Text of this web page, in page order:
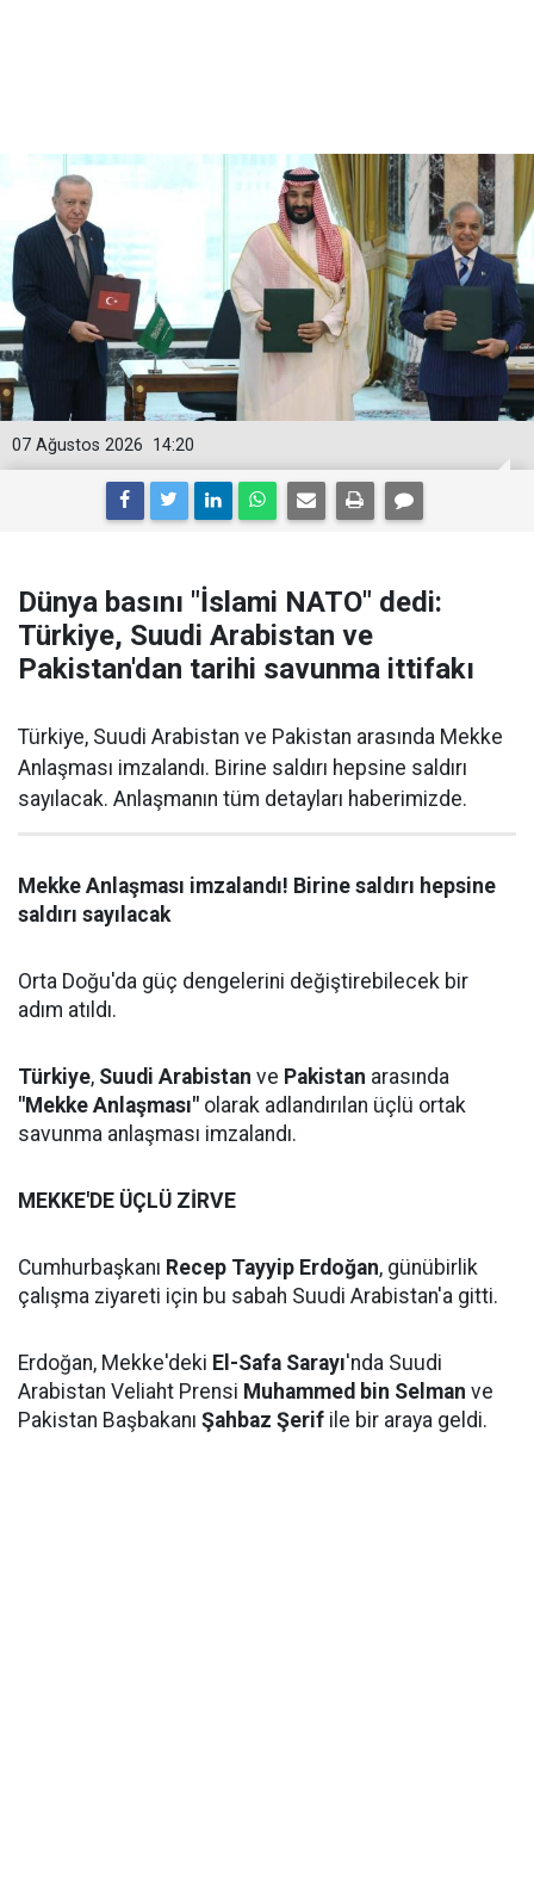
14:20
07 Ağustos 2026
Dünya basını "İslami NATO" dedi:
Türkiye, Suudi Arabistan ve
Pakistan'dan tarihi savunma ittifakı
Türkiye, Suudi Arabistan ve Pakistan arasında Mekke
Anlaşması imzalandı. Birine saldırı hepsine saldırı
sayılacak. Anlaşmanın tüm detayları haberimizde.
Mekke Anlaşması imzalandı! Birine saldırı hepsine
saldırı sayılacak
Orta Doğu'da güç dengelerini değiştirebilecek bir
adım atıldı.
Türkiye, Suudi Arabistan ve Pakistan arasında
"Mekke Anlaşması" olarak adlandırılan üçlü ortak
savunma anlaşması imzalandı.
MEKKE'DE ÜÇLÜ ZİRVE
Cumhurbaşkanı Recep Tayyip Erdoğan, günübirlik
çalışma ziyareti için bu sabah Suudi Arabistan'a gitti.
Erdoğan, Mekke'deki El-Safa Sarayı'nda Suudi
Arabistan Veliaht Prensi Muhammed bin Selman ve
Pakistan Başbakanı Şahbaz Şerif ile bir araya geldi.